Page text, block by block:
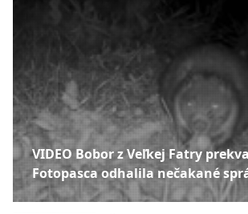
VIDEO Bobor z Veľkej Fatry
Fotopasca odhalila nečakané